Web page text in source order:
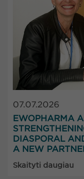
07.07.2026
EWOPHARMA
DIASPORAL
A NEW
Skaityti daugiau